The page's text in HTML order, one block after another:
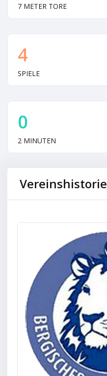
7 METER TORE
4
SPIELE
0
2 MINUTEN
Vereinshistorie